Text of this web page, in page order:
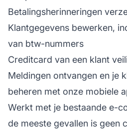
Betalingsherinneringen
Klantgegevens bewerken,
van btw-nummers
Creditcard van een klant
Meldingen ontvangen en je
beheren met onze mobiele
Werkt met je bestaande e-
de meeste gevallen is geen